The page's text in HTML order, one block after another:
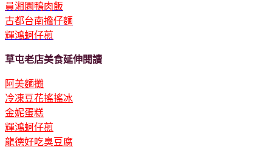
員湘園鴨肉飯
古都台南擔仔麵
輝鴻蚵仔煎
草屯老店美食延伸閱讀
阿美麵攤
冷凍豆花搖搖冰
金妮蛋糕
輝鴻蚵仔煎
龍德好吃臭豆腐